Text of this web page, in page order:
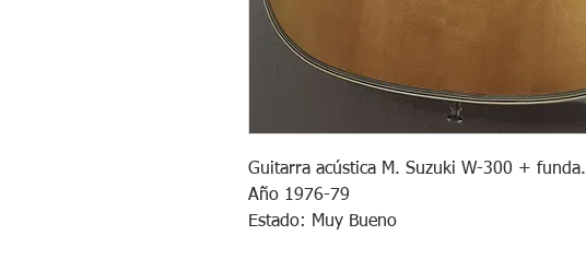
Guitarra acústica M. Suzuki W-300 + funda.
Año 1976-79
Estado: Muy Bueno